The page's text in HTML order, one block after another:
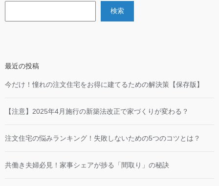
検索
最近の投稿
今だけ！憧れの注文住宅をお得に建てるための解決策【保存版】
【注意】2025年4月施行の新築法改正で家づくりが変わる？
注文住宅の悩みランキング！失敗しないための5つのコツとは？
共働き夫婦必見！家事シェアが捗る「間取り」の秘訣